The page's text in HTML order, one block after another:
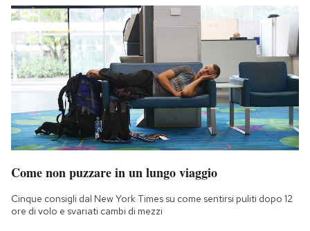
Come non puzzare in un lungo viaggio
Cinque consigli dal New York Times su come sentirsi puliti dopo 12
ore di volo e svariati cambi di mezzi